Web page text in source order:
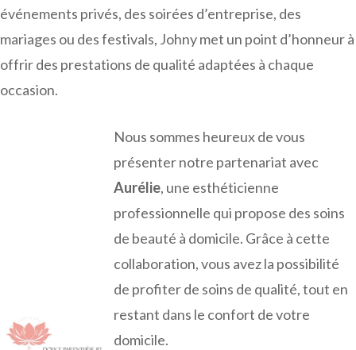
événements privés, des soirées d’entreprise, des
mariages ou des festivals, Johny met un point d’honneur à
offrir des prestations de qualité adaptées à chaque
occasion.
Nous sommes heureux de vous
présenter notre partenariat avec
Aurélie, une esthéticienne
professionnelle qui propose des soins
de beauté à domicile. Grâce à cette
collaboration, vous avez la possibilité
de profiter de soins de qualité, tout en
restant dans le confort de votre
domicile.